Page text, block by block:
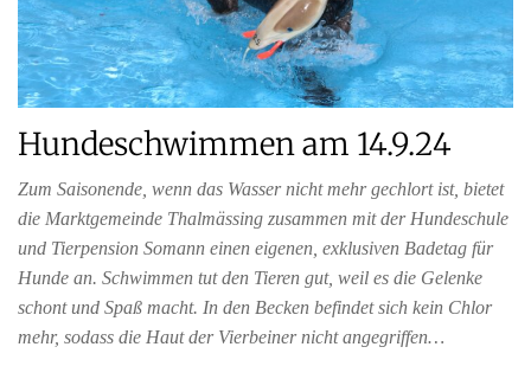
Hundeschwimmen am 14.9.24
Zum Saisonende, wenn das Wasser nicht mehr gechlort ist, bietet
die Marktgemeinde Thalmässing zusammen mit der Hundeschule
und Tierpension Somann einen eigenen, exklusiven Badetag für
Hunde an. Schwimmen tut den Tieren gut, weil es die Gelenke
schont und Spaß macht. In den Becken befindet sich kein Chlor
mehr, sodass die Haut der Vierbeiner nicht angegriffen…